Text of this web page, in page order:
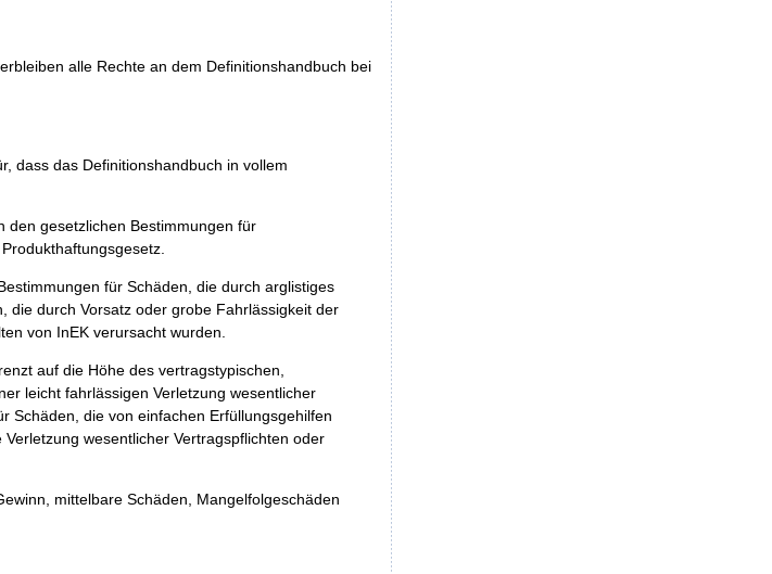
alle Rechte an dem Definitionshandbuch bei
dass das Definitionshandbuch in vollem
den gesetzlichen Bestimmungen für
für Schäden, die durch arglistiges
die durch Vorsatz oder grobe Fahrlässigkeit der
von InEK verursacht wurden.
auf die Höhe des vertragstypischen,
leicht fahrlässigen Verletzung wesentlicher
Schäden, die von einfachen Erfüllungsgehilfen
wesentlicher Vertragspflichten oder
mittelbare Schäden, Mangelfolgeschäden